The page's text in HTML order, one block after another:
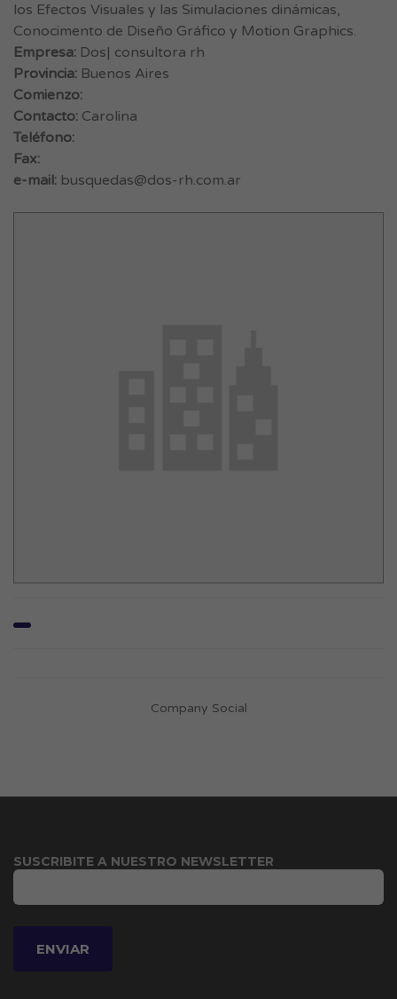
los Efectos Visuales y las Simulaciones dinámicas,
Conocimento de Diseño Gráfico y Motion Graphics.
Empresa: Dos| consultora rh
Provincia: Buenos Aires
Comienzo:
Contacto: Carolina
Teléfono:
Fax:
e-mail: busquedas@dos-rh.com.ar
Company Social
SUSCRIBITE A NUESTRO NEWSLETTER